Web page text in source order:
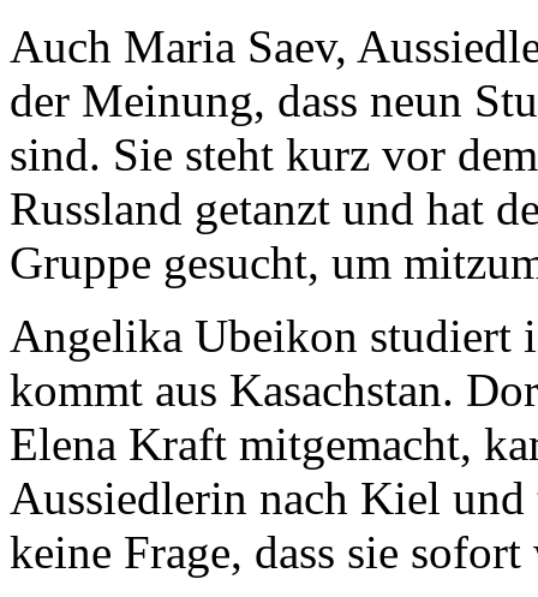
Auch Maria Saev,
der Meinung, dass neun
sind. Sie steht kurz vor
Russland getanzt und hat
Gruppe gesucht, um
Angelika Ubeikon studiert
kommt aus Kasachstan.
Elena Kraft mitgemacht,
Aussiedlerin nach Kiel
keine Frage, dass sie